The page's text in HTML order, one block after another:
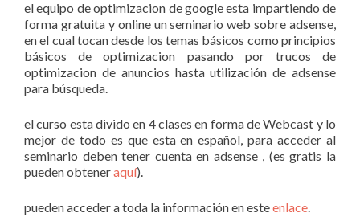
el equipo de optimizacion de google esta impartiendo de
forma gratuita y online un seminario web sobre adsense,
en el cual tocan desde los temas básicos como principios
básicos de optimizacion pasando por trucos de
optimizacion de anuncios hasta utilización de adsense
para búsqueda.
el curso esta divido en 4 clases en forma de Webcast y lo
mejor de todo es que esta en español, para acceder al
seminario deben tener cuenta en adsense , (es gratis la
pueden obteneraquí).
pueden acceder a toda la información en esteenlace.